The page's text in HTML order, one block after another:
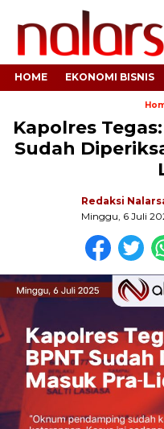
HOME EKONOMI BISNIS
Kapolres
Sudah
Redaksi
Minggu, 6 Juli